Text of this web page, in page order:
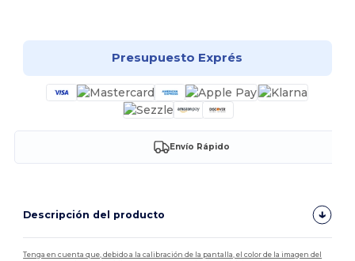
Presupuesto Exprés
Envío Rápido
Descripción del producto
Tenga en cuenta que, debido a la calibración de la pantalla, el color de la imagen del